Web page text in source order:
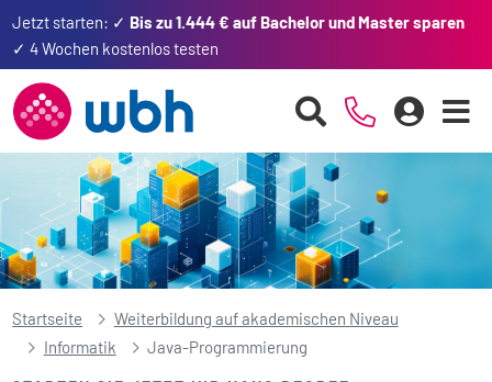
Jetzt starten: ✓ Bis zu 1.444 € auf Bachelor und Master sparen
✓ 4 Wochen kostenlos testen
Startseite
Weiterbildung auf akademischen Niveau
Informatik
Java-Programmierung